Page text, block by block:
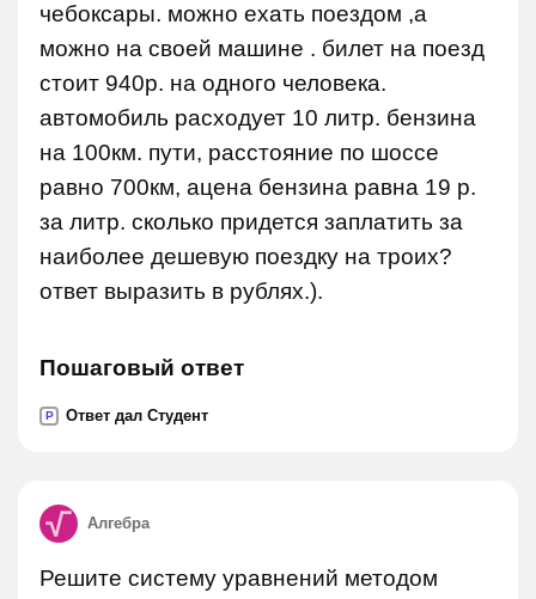
чебоксары. можно ехать поездом ,а
можно на своей машине . билет на поезд
стоит 940р. на одного человека.
автомобиль расходует 10 литр. бензина
на 100км. пути, расстояние по шоссе
равно 700км, ацена бензина равна 19 р.
за литр. сколько придется заплатить за
наиболее дешевую поездку на троих?
ответ выразить в рублях.).
Пошаговый ответ
P Ответ дал Студент
Алгебра
Решите систему уравнений методом